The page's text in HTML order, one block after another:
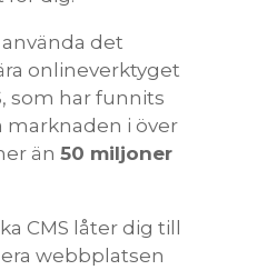
det
onlineverktyget
som har funnits
marknaden i över
än 50 miljoner
CMS låter dig till
webbplatsen